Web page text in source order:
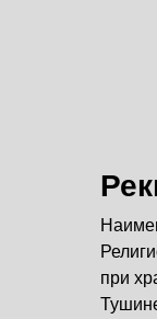
при